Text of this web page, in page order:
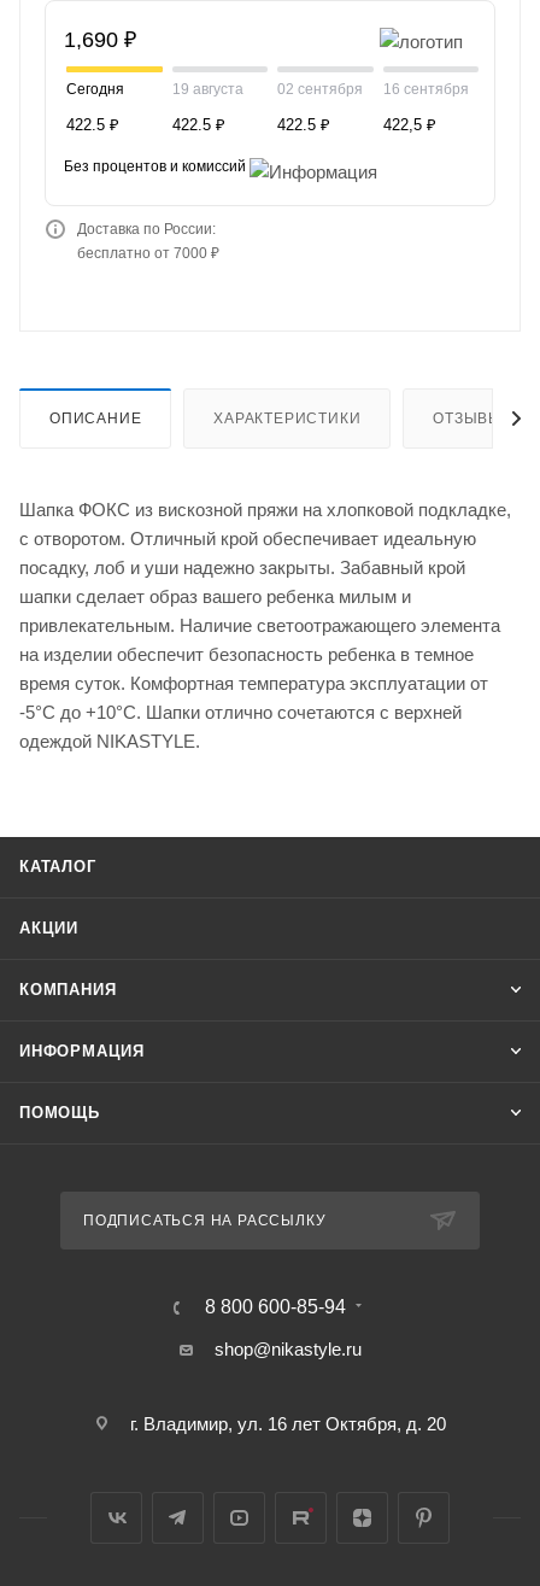
1,690 ₽
Сегодня
422.5 ₽
19 августа
422.5 ₽
02 сентября
422.5 ₽
16 сентября
422,5 ₽
Без процентов и комиссий
Доставка по России:
бесплатно от 7000 ₽
ОПИСАНИЕ ХАРАКТЕРИСТИКИ ОТЗЫВЫ
Шапка ФОКС из вискозной пряжи на хлопковой подкладке,
с отворотом. Отличный крой обеспечивает идеальную
посадку, лоб и уши надежно закрыты. Забавный крой
шапки сделает образ вашего ребенка милым и
привлекательным. Наличие светоотражающего элемента
на изделии обеспечит безопасность ребенка в темное
время суток. Комфортная температура эксплуатации от
-5°С до +10°С. Шапки отлично сочетаются с верхней
одеждой NIKASTYLE.
КАТАЛОГ
АКЦИИ
КОМПАНИЯ
ИНФОРМАЦИЯ
ПОМОЩЬ
ПОДПИСАТЬСЯ НА РАССЫЛКУ
8 800 600-85-94
shop@nikastyle.ru
г. Владимир, ул. 16 лет Октября, д. 20